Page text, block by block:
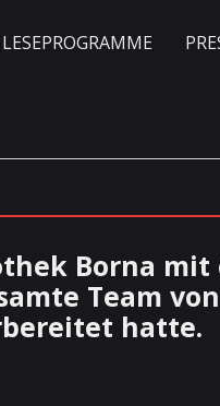
Borna mit
Team
hatte.